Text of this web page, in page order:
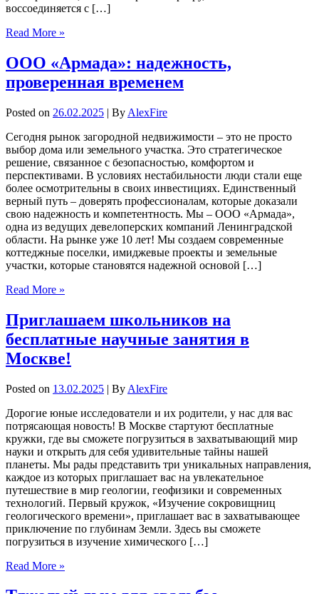
воссоединяется с […]
Read More »
ООО «Армада»: надежность,
проверенная временем
Posted on 26.02.2025 | By AlexFire
Сегодня рынок загородной недвижимости – это не просто
выбор дома или земельного участка. Это стратегическое
решение, связанное с безопасностью, комфортом и
перспективами. В условиях нестабильности люди стали еще
более осмотрительны в своих инвестициях. Единственный
верный путь – доверять профессионалам, которые доказали
свою надежность и компетентность. Мы – ООО «Армада»,
одна из ведущих девелоперских компаний Ленинградской
области. На рынке уже 10 лет! Мы создаем современные
коттеджные поселки, имиджевые проекты и земельные
участки, которые становятся надежной основой […]
Read More »
Приглашаем школьников на
бесплатные научные занятия в
Москве!
Posted on 13.02.2025 | By AlexFire
Дорогие юные исследователи и их родители, у нас для вас
потрясающая новость! В Москве стартуют бесплатные
кружки, где вы сможете погрузиться в захватывающий мир
науки и открыть для себя удивительные тайны нашей
планеты. Мы рады представить три уникальных направления,
каждое из которых приглашает вас на увлекательное
путешествие в мир геологии, геофизики и современных
технологий. Первый кружок, «Изучение сокровищниц
геологического времени», приглашает вас в захватывающее
приключение по глубинам Земли. Здесь вы сможете
погрузиться в изучение химического […]
Read More »